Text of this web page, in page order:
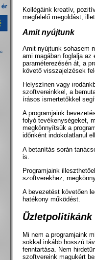
Kollégáink kreatív,
megfelelő megoldást,
Amit nyújtunk
Amit nyújtunk sohasem
ami magában foglalja az
paraméterezésén át, a
követő visszajelzések
Helyszínen vagy
szoftvereinkkel, a
írásos ismertetőkkel
A programjaink
folyó tevékenységeket,
megkönnyítsük a
időnként indokolatlanul
A betanítás során
is.
Programjaink
szoftverekhez,
A bevezetést követően
hatékony működést.
Üzletpolitikánk
Mi nem a programjaink
sokkal inkább hosszú
fenntartása. Nem
szoftvereink magukért